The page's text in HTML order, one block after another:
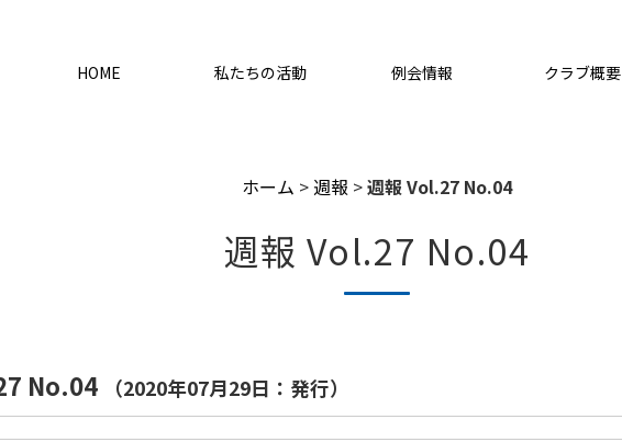
HOME 私たちの活動 例会情報 クラブ概要
ホーム > 週報 >週報 Vol.27 No.04
週報 Vol.27 No.04
No.04 （2020年07月29日：発行）